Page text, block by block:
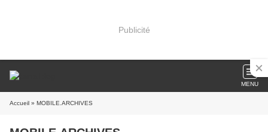
Publicité
MENU
Accueil » MOBILE.ARCHIVES